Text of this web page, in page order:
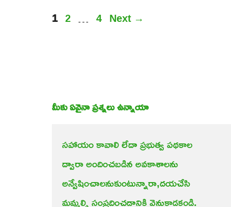
Page
1 Page
2 … Page
4 Next →
మీకు ఏవైనా ప్రశ్నలు ఉన్నాయా
సహాయం కావాలి లేదా ప్రభుత్వ పథకాల
ద్వారా అందించబడిన అవకాశాలను
అన్వేషించాలనుకుంటున్నారా,దయచేసి
మమ్మల్ని సంప్రదించడానికి వెనుకాడకండి.